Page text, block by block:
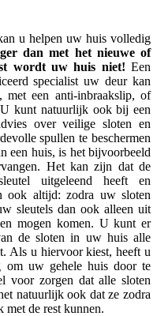
u helpen uw huis volledig
dan met het nieuwe of
wordt uw huis niet! Een
specialist uw deur kan
met een anti-inbraakslip, of
U kunt natuurlijk ook bij een
over veilige sloten en
spullen te beschermen
een huis, is het bijvoorbeeld
Het kan zijn dat de
uitgeleend heeft en
ook altijd: zodra uw sloten
sleutels dan ook alleen uit
mogen komen. U kunt er
de sloten in uw huis alle
Als u hiervoor kiest, heeft u
om uw gehele huis door te
voor zorgen dat alle sloten
natuurlijk ook dat ze zodra
met de rest kunnen.